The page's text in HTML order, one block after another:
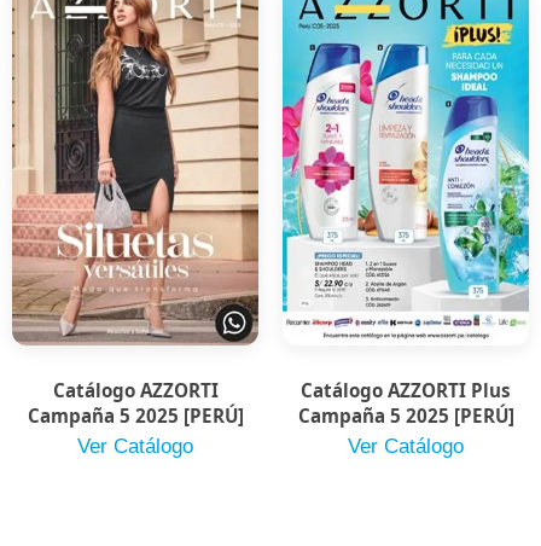
Catálogo AZZORTI
Campaña 5 2025 [PERÚ]
Ver Catálogo
Catálogo AZZORTI Plus
Campaña 5 2025 [PERÚ]
Ver Catálogo